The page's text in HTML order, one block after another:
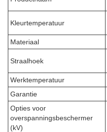
Kleurtemperatuur
Materiaal
Straalhoek
Werktemperatuur
Garantie
Opties voor
overspanningsbeschermer
(kV)